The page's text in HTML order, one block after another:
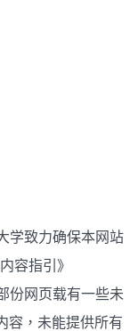
学致力确保本网站
容指引》
份网页载有一些未
容，未能提供所有